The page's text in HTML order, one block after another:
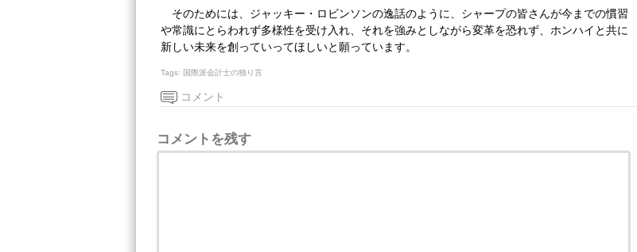
そのためには、ジャッキー・ロビンソンの逸話のように、シャープの皆さんが今までの慣習
や常識にとらわれず多様性を受け入れ、それを強みとしながら変革を恐れず、ホンハイと共に
新しい未来を創っていってほしいと願っています。
Tags: 国際派会計士の独り言
コメント
コメントを残す